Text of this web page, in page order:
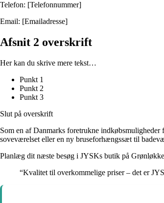
Telefon: [Telefonnummer]
Email: [Emailadresse]
Afsnit 2 overskrift
Her kan du skrive mere tekst…
Punkt 1
Punkt 2
Punkt 3
Slut på overskrift
Som en af Danmarks foretrukne
soveværelset eller en ny bruseforhængssæt til
Planlæg dit næste besøg i JYSKs butik på
“Kvalitet til overkommelige priser – det er